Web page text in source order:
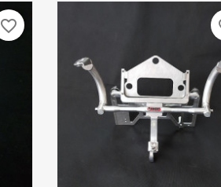
favorite_border